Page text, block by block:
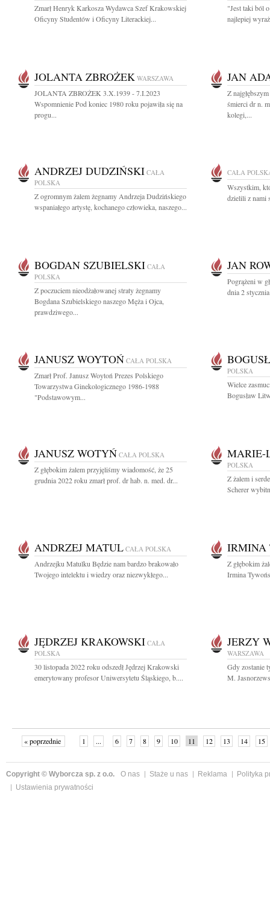
Zmarł Henryk Karkosza Wydawca Szef Krakowskiej
Oficyny Studentów i Oficyny Literackiej...
"Jest taki ból
najlepiej
JOLANTA ZBROŻEK WARSZAWA
JOLANTA ZBROŻEK 3.X.1939 - 7.I.2023
Wspomnienie Pod koniec 1980 roku pojawiła się na
progu...
JAN
Z
śmierci dr n.
kolegi,...
ANDRZEJ DUDZIŃSKI CAŁA
POLSKA
Z ogromnym żalem żegnamy Andrzeja Dudzińskiego
wspaniałego artystę, kochanego człowieka, naszego...
CAŁA
Wszystkim,
dzielili z nami
BOGDAN SZUBIELSKI CAŁA
POLSKA
Z poczuciem nieodżałowanej straty żegnamy
Bogdana Szubielskiego naszego Męża i Ojca,
prawdziwego...
JAN
Pogrążeni w
dnia 2
JANUSZ WOYTOŃ CAŁA POLSKA
Zmarł Prof. Janusz Woytoń Prezes Polskiego
Towarzystwa Ginekologicznego 1986-1988
"Podstawowym...
POLSKA
Wielce
Bogusław
JANUSZ WOTYŃ CAŁA POLSKA
Z głębokim żalem przyjęliśmy wiadomość, że 25
grudnia 2022 roku zmarł prof. dr hab. n. med. dr...
MARIE-
POLSKA
Z żalem i
Scherer
ANDRZEJ MATUL CAŁA POLSKA
Andrzejku Matulku Będzie nam bardzo brakowało
Twojego intelektu i wiedzy oraz niezwykłego...
IRMINA
Z głębokim
Irmina
JĘDRZEJ KRAKOWSKI CAŁA
POLSKA
30 listopada 2022 roku odszedł Jędrzej Krakowski
emerytowany profesor Uniwersytetu Śląskiego, b....
JERZY
WARSZAWA
Gdy zostanie
M.
« poprzednie 1 ... 6 7 8 9 10 11 12 13 14 15
Copyright © Wyborcza sp. z o.o. O nas Staże u nas Reklama
Polityka
Ustawienia prywatności